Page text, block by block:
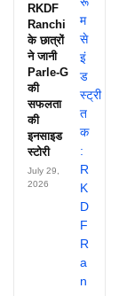
RKDF
Ranchi
के छात्रों
ने जानी
Parle-G
की
सफलता
की
इनसाइड
स्टोरी
July 29,
2026